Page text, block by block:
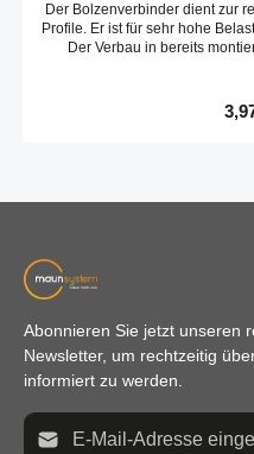
Der Bolzenverbinder dient zur
Profile. Er ist für sehr hohe
Der Verbau in bereits
Abonnieren Sie jetzt unseren
Newsletter, um rechtzeitig
informiert zu werden.
E-Mail-Adresse*